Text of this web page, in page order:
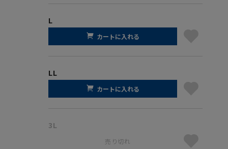
L
カートに入れる
LL
カートに入れる
3L
売り切れ